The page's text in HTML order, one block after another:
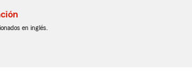
en inglés.